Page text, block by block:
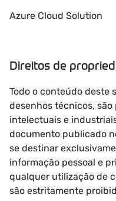
Azure Cloud Solution
Direitos de
Todo o conteúdo deste
desenhos técnicos,
intelectuais e
documento publicado
se destinar
informação pessoal e
qualquer utilização de
são estritamente